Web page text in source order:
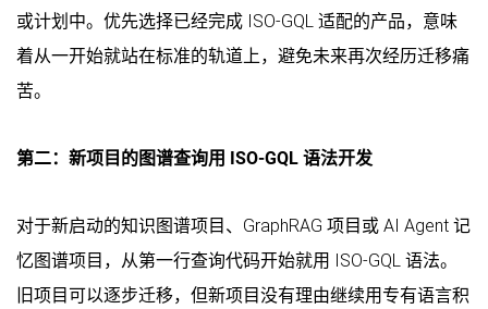
或计划中。优先选择已经完成 ISO-GQL 适配的产品，意味
着从一开始就站在标准的轨道上，避免未来再次经历迁移痛
苦。
第二：新项目的图谱查询用 ISO-GQL 语法开发
对于新启动的知识图谱项目、GraphRAG 项目或 AI Agent 记
忆图谱项目，从第一行查询代码开始就用 ISO-GQL 语法。
旧项目可以逐步迁移，但新项目没有理由继续用专有语言积